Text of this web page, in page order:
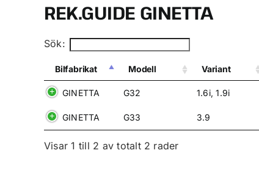
REK.GUIDE GINETTA
Sök:
Bilfabrikat Modell Variant
GINETTA G32 1.6i, 1.9i
GINETTA G33 3.9
Visar 1 till 2 av totalt 2 rader